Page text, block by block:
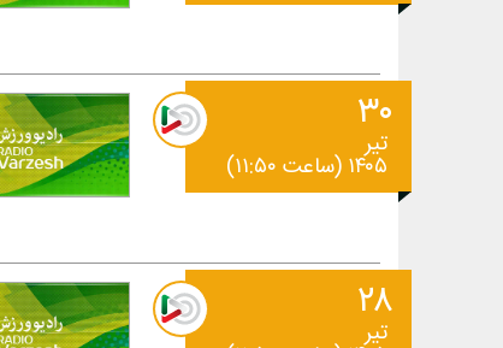
۳۰
تیر
۱۴۰۵ (ساعت ۱۱:۵۰)
۲۸
تیر